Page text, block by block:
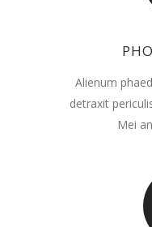
Alienum
detraxit
Mei